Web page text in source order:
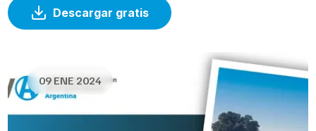
Descargar gratis
09 ENE 2024